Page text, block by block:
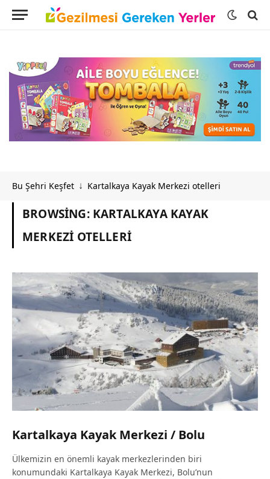
Bu Şehri Keşfet ↓ Kartalkaya Kayak Merkezi otelleri
BROWSING: KARTALKAYA KAYAK
MERKEZI OTELLERI
Kartalkaya Kayak Merkezi / Bolu
Ülkemizin en önemli kayak merkezlerinden biri
konumundaki Kartalkaya Kayak Merkezi, Bolu’nun